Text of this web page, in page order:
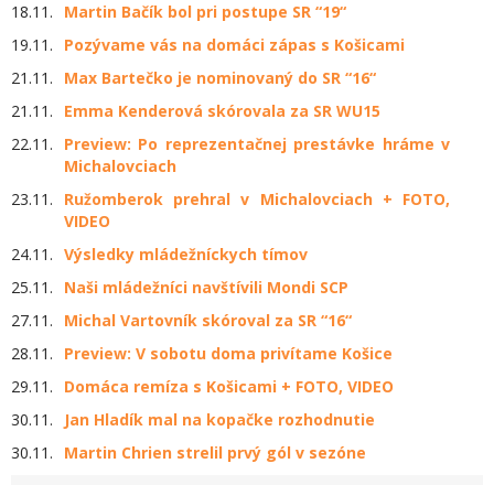
18.11.
Martin Bačík bol pri postupe SR “19“
19.11.
Pozývame vás na domáci zápas s Košicami
21.11.
Max Bartečko je nominovaný do SR “16“
21.11.
Emma Kenderová skórovala za SR WU15
22.11.
Preview: Po reprezentačnej prestávke hráme v
Michalovciach
23.11.
Ružomberok prehral v Michalovciach + FOTO,
VIDEO
24.11. Výsledky mládežníckych tímov
25.11.
Naši mládežníci navštívili Mondi SCP
27.11.
Michal Vartovník skóroval za SR “16“
28.11.
Preview: V sobotu doma privítame Košice
29.11.
Domáca remíza s Košicami + FOTO, VIDEO
30.11.
Jan Hladík mal na kopačke rozhodnutie
30.11.
Martin Chrien strelil prvý gól v sezóne